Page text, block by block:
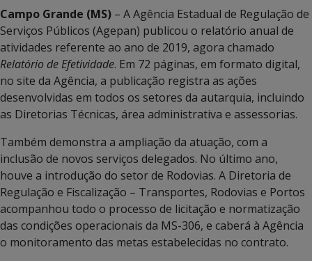
Campo Grande (MS) – A Agência Estadual de Regulação de
Serviços Públicos (Agepan) publicou o relatório anual de
atividades referente ao ano de 2019, agora chamado
Relatório de Efetividade. Em 72 páginas, em formato digital,
no site da Agência, a publicação registra as ações
desenvolvidas em todos os setores da autarquia, incluindo
as Diretorias Técnicas, área administrativa e assessorias.
Também demonstra a ampliação da atuação, com a
inclusão de novos serviços delegados. No último ano,
houve a introdução do setor de Rodovias. A Diretoria de
Regulação e Fiscalização – Transportes, Rodovias e Portos
acompanhou todo o processo de licitação e normatização
das condições operacionais da MS-306, e caberá à Agência
o monitoramento das metas estabelecidas no contrato.